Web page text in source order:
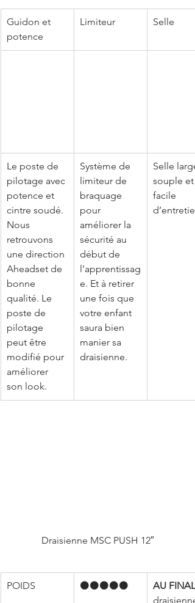
Guidon et
potence
Limiteur Selle
Le poste de
pilotage avec
potence et
cintre soudé.
Nous
retrouvons
une direction
Aheadset de
bonne
qualité. Le
poste de
pilotage
peut être
modifié pour
améliorer
son look.
Système de
limiteur de
braquage
pour
améliorer la
sécurité au
début de
l’apprentissag
e. Et à retirer
une fois que
votre enfant
saura bien
manier sa
draisienne.
Selle
souple et
facile
Draisienne MSC PUSH 12″
POIDS ⚫️⚫️⚫️⚫️⚫️
AU FINAL